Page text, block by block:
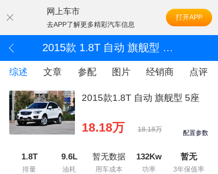
网上车市
去APP了解更多精彩汽车信息
打开APP
2015款 1.8T 自动 旗舰型 5座
综述 文章 参配 图片 经销商 点评
2015款1.8T 自动 旗舰型 5座
18.18万 18.18万 配置参数
1.8T
排量
9.6L
油耗
暂无数据
用车成本
132Kw
功率
暂无
3年保值率